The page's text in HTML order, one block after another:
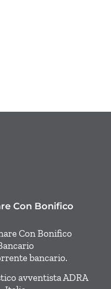
Con Bonifico
Con Bonifico
bancario.
avventista ADRA